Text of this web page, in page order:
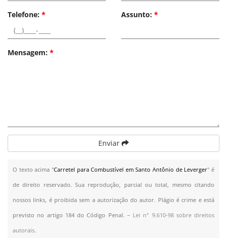
Telefone: * Assunto: *
Mensagem: *
Enviar
O texto acima "Carretel para Combustível em Santo Antônio de Leverger" é
de direito reservado. Sua reprodução, parcial ou total, mesmo citando
nossos links, é proibida sem a autorização do autor. Plágio é crime e está
previsto no artigo 184 do Código Penal. – Lei n° 9.610-98 sobre direitos
autorais.